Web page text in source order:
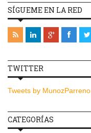
SÍGUEME EN LA RED
TWITTER
Tweets by MunozParreno
CATEGORÍAS